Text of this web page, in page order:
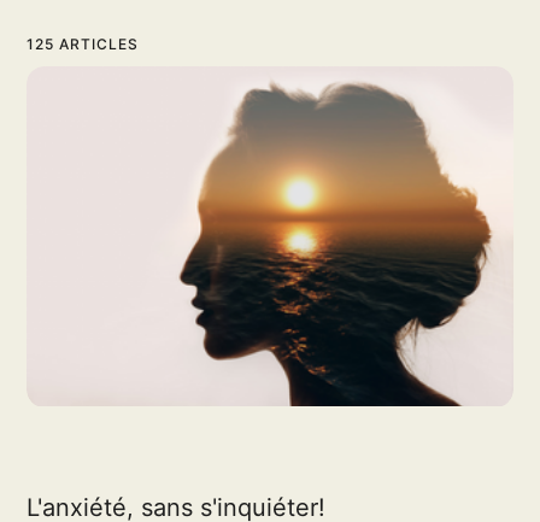
125 ARTICLES
L'anxiété, sans s'inquiéter!